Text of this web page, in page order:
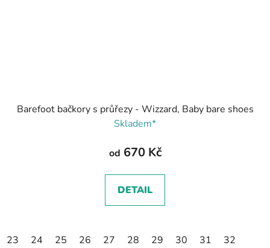
Barefoot bačkory s průřezy - Wizzard, Baby bare shoes
Skladem*
od 670 Kč
DETAIL
23 24 25 26 27 28 29 30 31 32